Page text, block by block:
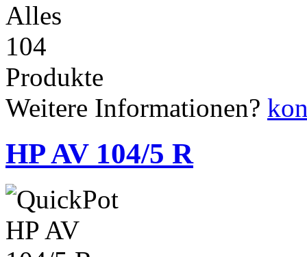
Alles
104
Produkte
Weitere Informationen?
HP AV 104/5 R